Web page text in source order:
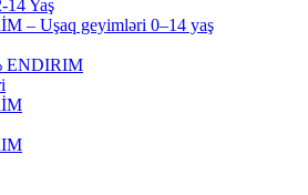
14 Yaş
– Uşaq geyimləri 0–14 yaş
ENDIRIM